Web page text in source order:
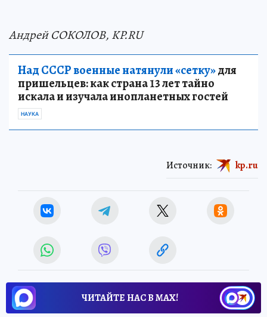
Андрей СОКОЛОВ, KP.RU
Над СССР военные натянули «сетку»для
пришельцев: как страна 13 лет тайно
искала и изучала инопланетных гостей
НАУКА
Источник: kp.ru
ЧИТАЙТЕ НАС В МАХ!